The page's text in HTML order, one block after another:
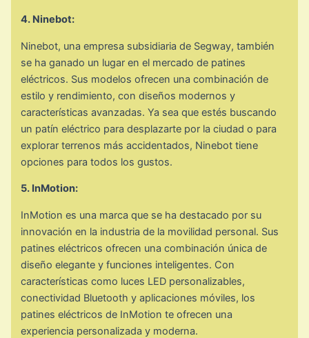
4. Ninebot:
Ninebot, una empresa subsidiaria de Segway, también
se ha ganado un lugar en el mercado de patines
eléctricos. Sus modelos ofrecen una combinación de
estilo y rendimiento, con diseños modernos y
características avanzadas. Ya sea que estés buscando
un patín eléctrico para desplazarte por la ciudad o para
explorar terrenos más accidentados, Ninebot tiene
opciones para todos los gustos.
5. InMotion:
InMotion es una marca que se ha destacado por su
innovación en la industria de la movilidad personal. Sus
patines eléctricos ofrecen una combinación única de
diseño elegante y funciones inteligentes. Con
características como luces LED personalizables,
conectividad Bluetooth y aplicaciones móviles, los
patines eléctricos de InMotion te ofrecen una
experiencia personalizada y moderna.